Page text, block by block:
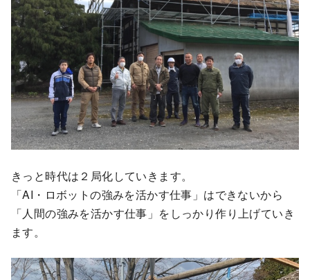
きっと時代は２局化していきます。
「AI・ロボットの強みを活かす仕事」はできないから
「人間の強みを活かす仕事」をしっかり作り上げていき
ます。